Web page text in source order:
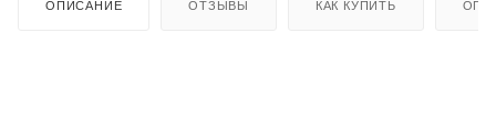
ОПИСАНИЕ ОТЗЫВЫ КАК КУПИТЬ